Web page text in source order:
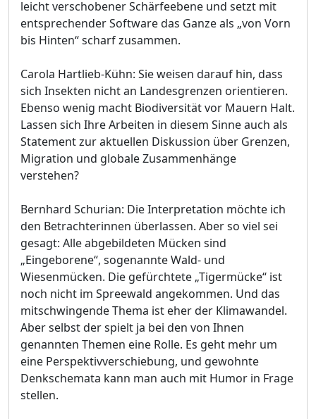
leicht verschobener Schärfeebene und setzt mit
entsprechender Software das Ganze als „von Vorn
bis Hinten“ scharf zusammen.
Carola Hartlieb-Kühn: Sie weisen darauf hin, dass
sich Insekten nicht an Landesgrenzen orientieren.
Ebenso wenig macht Biodiversität vor Mauern Halt.
Lassen sich Ihre Arbeiten in diesem Sinne auch als
Statement zur aktuellen Diskussion über Grenzen,
Migration und globale Zusammenhänge
verstehen?
Bernhard Schurian: Die Interpretation möchte ich
den Betrachterinnen überlassen. Aber so viel sei
gesagt: Alle abgebildeten Mücken sind
„Eingeborene“, sogenannte Wald- und
Wiesenmücken. Die gefürchtete „Tigermücke“ ist
noch nicht im Spreewald angekommen. Und das
mitschwingende Thema ist eher der Klimawandel.
Aber selbst der spielt ja bei den von Ihnen
genannten Themen eine Rolle. Es geht mehr um
eine Perspektivverschiebung, und gewohnte
Denkschemata kann man auch mit Humor in Frage
stellen.